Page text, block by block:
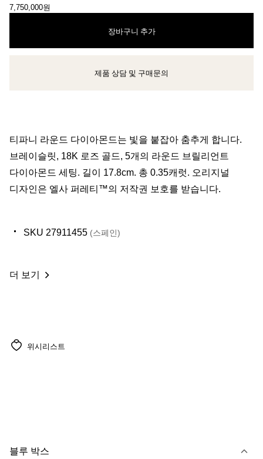
7,750,000원
장바구니 추가
클라이언트 어드바이저에게 문의하거나 예약하세요
제품 상담 및 구매문의
​티파니 라운드 다이아몬드는 빛을 붙잡아 춤추게 합니다.
브레이슬릿, 18K 로즈 골드, 5개의 라운드 브릴리언트
다이아몬드 세팅. 길이 17.8cm. 총 0.35캐럿. 오리지널
디자인은 엘사 퍼레티™의 저작권 보호를 받습니다.
SKU 27911455 (스페인)
더 보기
위시리스트
블루 박스